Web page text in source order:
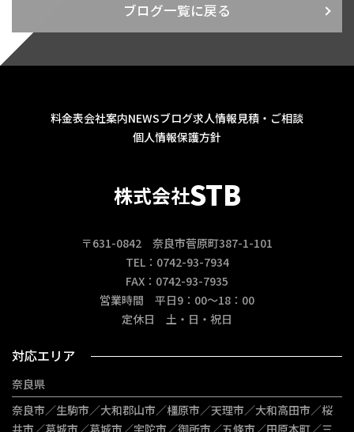
ブログ一覧に戻る
株式会社STB
〒631-0842 奈良市菅原町387-1-101
TEL：0742-93-7934
FAX：0742-93-7935
営業時間 平日9：00～18：00
定休日 土・日・祝日
料金表会社案内NEWSブログ求人情報見積・ご相談
個人情報保護方針
対応エリア
奈良県
奈良市／生駒市／大和郡山市／橿原市／天理市／大和高田市／桜